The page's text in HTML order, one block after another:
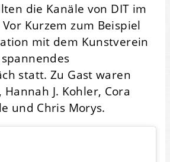
die Kanäle von DIT im
Kurzem zum Beispiel
mit dem Kunstverein
statt. Zu Gast waren
J. Kohler, Cora
und Chris Morys.